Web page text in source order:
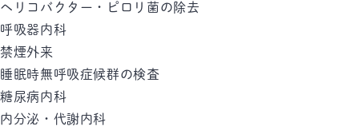
ヘリコバクター・ピロリ菌の除去
呼吸器内科
禁煙外来
睡眠時無呼吸症候群の検査
糖尿病内科
内分泌・代謝内科